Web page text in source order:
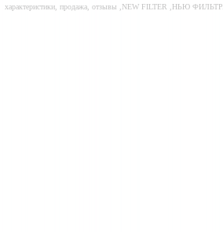
характеристики, продажа, отзывы ,NEW FILTER ,НЬЮ ФИЛЬТР.